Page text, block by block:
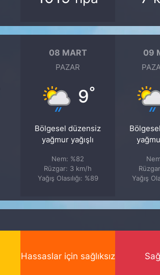
08 MART
PAZAR
9°
Bölgesel düzensiz
yağmur yağışlı
Nem: %82
Rüzgar: 3 km/h
Yağış Olasılığı: %89
09
Yağış
Hassaslar için sağlıksız